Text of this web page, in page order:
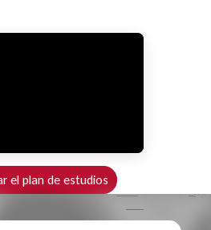
inicia con bases sólidas en la
énfasis, fortaleciendo tu
de analizar, decidir y
política del país.
el plan de estudios